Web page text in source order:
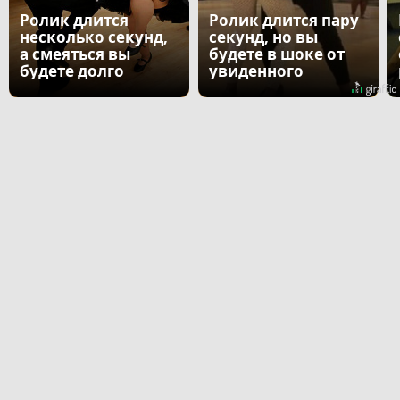
Ролик длится
несколько секунд,
а смеяться вы
будете долго
Ролик длится пару
секунд, но вы
будете в шоке от
увиденного